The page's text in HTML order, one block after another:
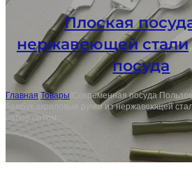
Плоская
нержавеющей стали
посуда
Главная/Товары/Современная посуда
бамбук акриловые ручки из нержавеющей
набор оптом